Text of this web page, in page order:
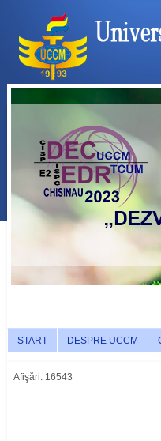
START DESPRE UCCM
Afişări: 16543